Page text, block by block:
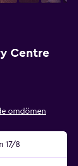
Centre
omdömen
17/8